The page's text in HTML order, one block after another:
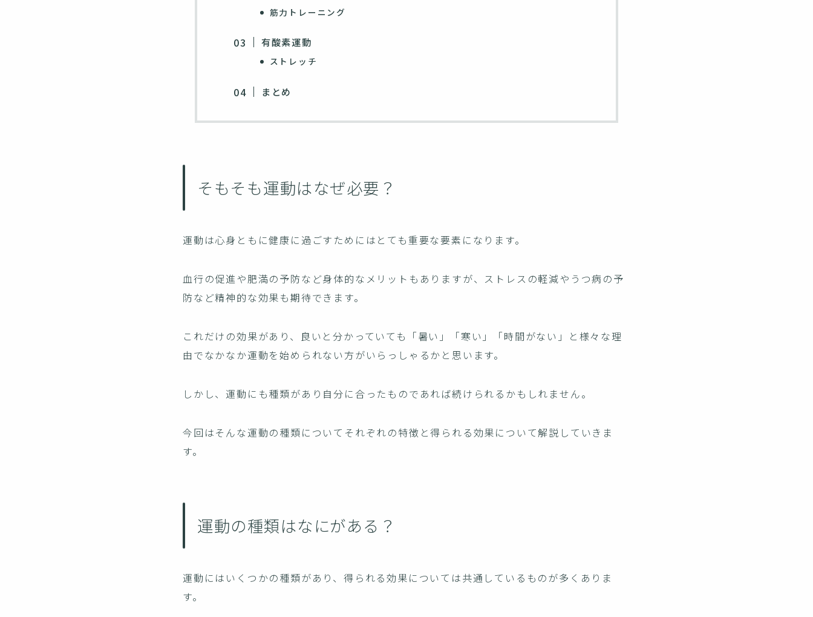
筋力トレーニング
有酸素運動
ストレッチ
まとめ
そもそも運動はなぜ必要？
運動は心身ともに健康に過ごすためにはとても重要な要素になります。
血行の促進や肥満の予防など身体的なメリットもありますが、ストレスの軽減やうつ病の予
防など精神的な効果も期待できます。
これだけの効果があり、良いと分かっていても「暑い」「寒い」「時間がない」と様々な理
由でなかなか運動を始められない方がいらっしゃるかと思います。
しかし、運動にも種類があり自分に合ったものであれば続けられるかもしれません。
今回はそんな運動の種類についてそれぞれの特徴と得られる効果について解説していきま
す。
運動の種類はなにがある？
運動にはいくつかの種類があり、得られる効果については共通しているものが多くありま
す。